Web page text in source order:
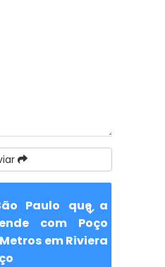
Paulo que a
com Poço
em Riviera